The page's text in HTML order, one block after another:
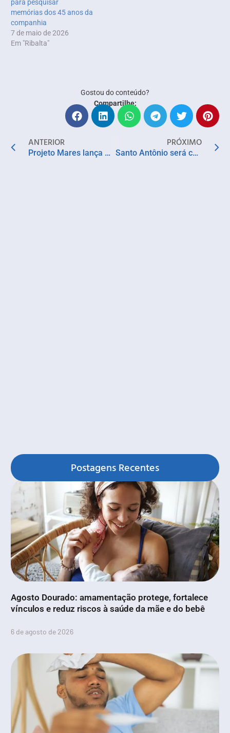
para pesquisar
memórias dos 45 anos da
companhia
7 de maio de 2026
Em "Ribalta"
Gostou do conteúdo?
Compartilhe:
ANTERIOR
Projeto Mares lança Curso de Educação Ambiental com ênfase em Cultura Oceânica
PRÓXIMO
Santo Antônio será celebrado com fé, forró e tradição na Cidade Baixa
Postagens Recentes
Agosto Dourado: amamentação protege, fortalece
vínculos e reduz riscos à saúde da mãe e do bebê
6 de agosto de 2026